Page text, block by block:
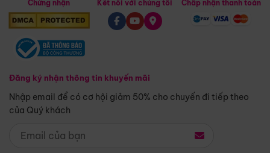
Chứng nhận
Đăng ký nhận thông tin khuyến mãi
Nhập email để có cơ hội giảm 50% cho chuyến đi tiếp theo
của Quý khách
Kết nối với chúng tôi Chấp nhận thanh toán